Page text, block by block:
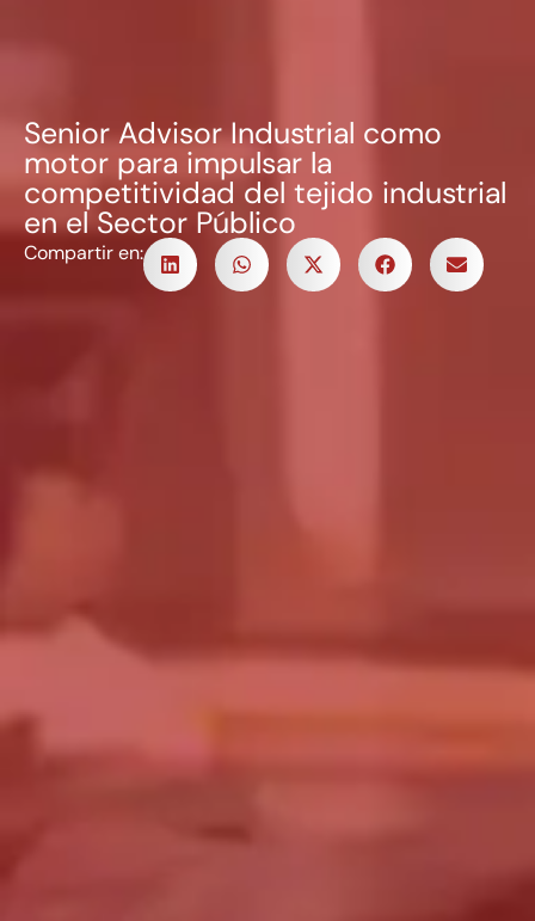
Senior Advisor Industrial como
motor para impulsar la
competitividad del tejido industrial
en el Sector Público
Compartir en: